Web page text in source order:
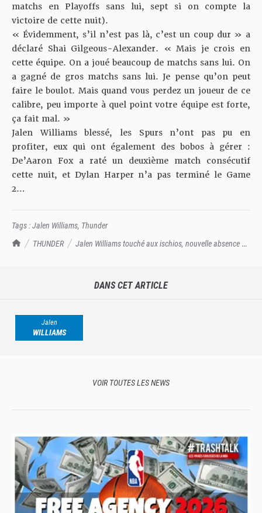
TrashTalk Actu NBA
THUNDER
Jalen Williams touché aux ischios, nouvelle absence à
matchs en Playoffs sans lui, sept si on compte la
victoire de cette nuit).
« Évidemment, s’il n’est pas là, c’est un coup dur » a
déclaré Shai Gilgeous-Alexander. « Mais je crois en
cette équipe. On a joué beaucoup de matchs sans lui. On
a gagné de gros matchs sans lui. Je pense qu’on peut
faire le boulot. Mais quand vous perdez un joueur de ce
calibre, peu importe à quel point votre équipe est forte,
ça fait mal. »
Jalen Williams blessé, les Spurs n’ont pas pu en
profiter, eux qui ont également des bobos à gérer :
De’Aaron Fox a raté un deuxième match consécutif
cette nuit, et Dylan Harper n’a pas terminé le Game
2…
Tags :Jalen Williams, Thunder
DANS CET ARTICLE
Jalen
WILLIAMS
VOIR TOUTES LES NEWS